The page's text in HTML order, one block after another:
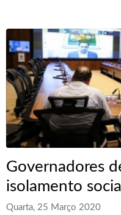
Governadores
isolamento social
Quarta, 25 Março 2020